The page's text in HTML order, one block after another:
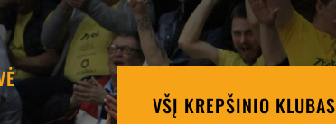
VŠĮ KREPŠINIO KLUBAS